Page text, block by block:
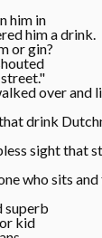
him in
him a drink.
or gin?
over and
drink
sight that
who sits
superb
kid